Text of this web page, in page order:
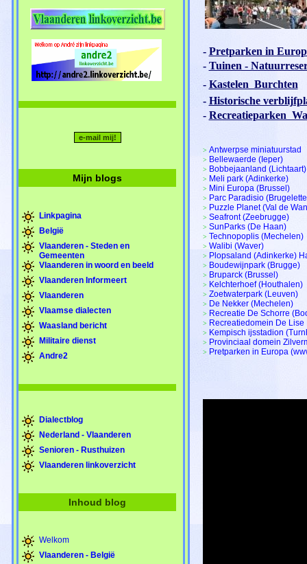
Mijn blogs
Linkpagina
België
Vlaanderen - Steden en
Gemeenten
Vlaanderen in woord en beeld
Vlaanderen Informeert
Vlaanderen
Vlaamse dialecten
Waasland bericht
Militaire dienst
Andre2
Dialectblog
Nederland - Vlaanderen
Senioren - Rusthuizen
Vlaanderen linkoverzicht
Inhoud blog
Welkom
Vlaanderen - België
- Pretparken in
- Tuinen -
- Kastelen  Burchten
- Historische
- Recreatieparken 
> Antwerpse miniatuurstad
> Bellewaerde (Ieper)
> Bobbejaanland
> Meli park (Adinkerke)
> Mini Europa (Brussel)
> Parc Paradisio
> Puzzle Planet (Val de
> Seafront (Zeebrugge)
> SunParks (De Haan)
> Technopoplis (Mechelen)
> Walibi (Waver)
> Plopsaland (Adinkerke)
> Boudewijnpark (Brugge)
> Bruparck (Brussel)
> Kelchterhoef (Houthalen)
> Zoetwaterpark (Leuven)
> De Nekker (Mechelen)
> Recreatie De Schorre
> Recreatiedomein De
> Kempisch ijsstadion
> Provinciaal domein
> Pretparken in Europa